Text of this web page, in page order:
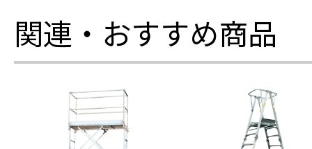
関連・おすすめ商品